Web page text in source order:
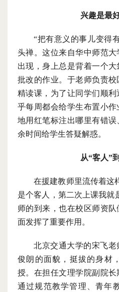
兴趣是最
“把有意义的事儿变得
头禅。这位来自华中师范
出现，身上总是背着一个
批改的作业。于老师负责
精读课，为了让同学们顺
乎每周都会给学生布置小
地用红笔标注出哪里有错
余时间给学生答疑解惑。
从“客人”
在援建教师里流传着这
是个客人，第二次上课我就
师的到来，也在校区师资
面发挥了重要作用。
北京交通大学的宋飞老
俊朗的面貌，挺拔的身材
授。在担任文理学院副院长
通过规范教学管理、青年